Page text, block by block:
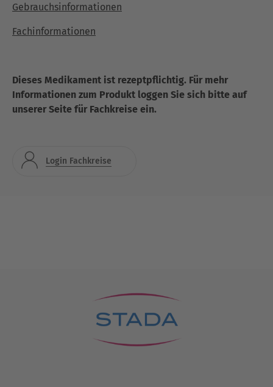
Gebrauchsinformationen
Fachinformationen
Dieses Medikament ist rezeptpflichtig. Für mehr
Informationen zum Produkt loggen Sie sich bitte auf
unserer Seite für Fachkreise ein.
Login Fachkreise